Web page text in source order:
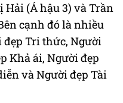
Hải (Á hậu 3) và Trần
cạnh đó là nhiều
Tri thức, Người
Khả ái, Người đẹp
và Người đẹp Tài